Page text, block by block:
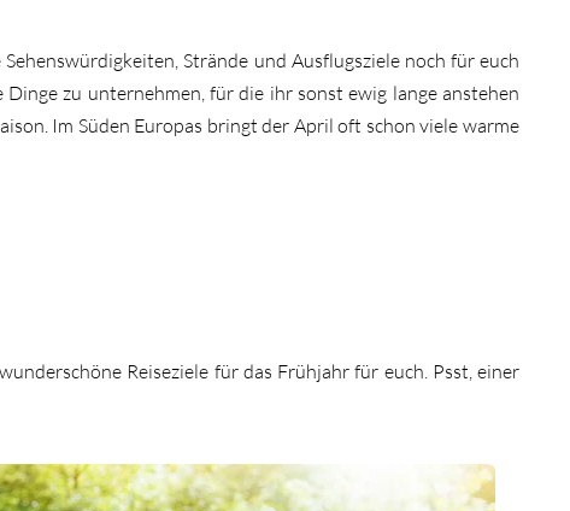
Strände und Ausflugsziele noch für euch
zu unternehmen, für die ihr sonst ewig lange anstehen
Im Süden Europas bringt der April oft schon viele warme
Reiseziele für das Frühjahr für euch. Psst, einer